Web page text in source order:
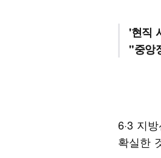
'현직
"중앙
6·3 지
확실한